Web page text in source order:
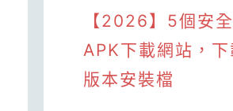
【2026】5個安
APK下載網站，下
版本安裝檔